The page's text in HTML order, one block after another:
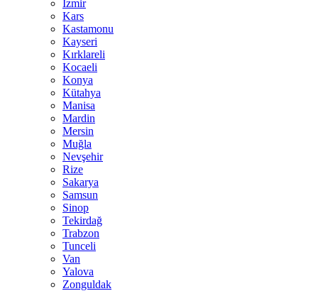
İzmir
Kars
Kastamonu
Kayseri
Kırklareli
Kocaeli
Konya
Kütahya
Manisa
Mardin
Mersin
Muğla
Nevşehir
Rize
Sakarya
Samsun
Sinop
Tekirdağ
Trabzon
Tunceli
Van
Yalova
Zonguldak